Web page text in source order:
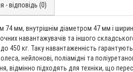
- відповідь (0)
74 мм, внутрішнім діаметром 47 мм і
навантажувачів та іншого
кг. Таку навантаженність гарантують
нейлонові, поліамідні та
відмінно підходять для техніки, що